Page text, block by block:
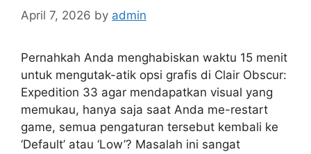
April 7, 2026 by admin
Pernahkah Anda menghabiskan waktu 15 menit
untuk mengutak-atik opsi grafis di Clair Obscur:
Expedition 33 agar mendapatkan visual yang
memukau, hanya saja saat Anda me-restart
game, semua pengaturan tersebut kembali ke
‘Default’ atau ‘Low’? Masalah ini sangat